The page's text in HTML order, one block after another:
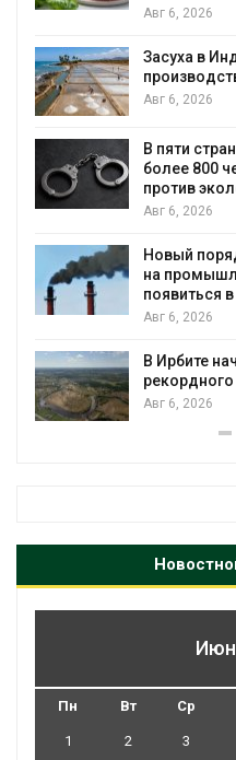
Авг 6, 2026
Засуха в
Авг 6, 2026
В пяти
более 800
против
Авг 6, 2026
Новый
на
появиться
Авг 6, 2026
В Ирбите
Авг 6, 2026
Пн Вт Ср
1 2 3